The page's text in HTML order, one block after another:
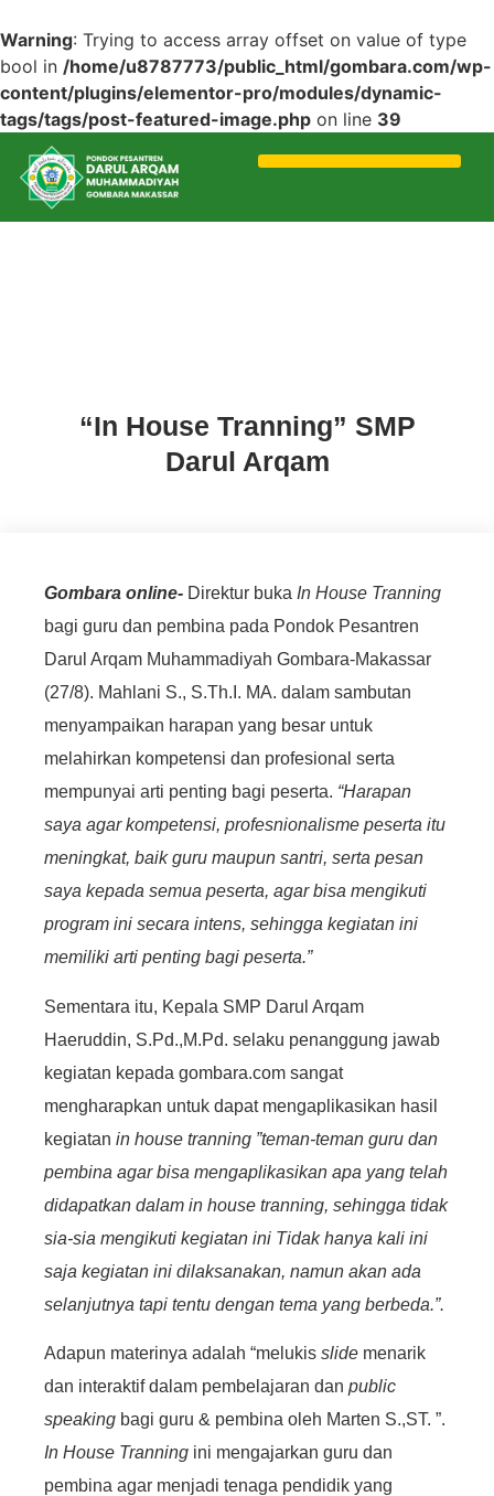
Warning: Trying to access array offset on value of type
bool in /home/u8787773/public_html/gombara.com/wp-
content/plugins/elementor-pro/modules/dynamic-
tags/tags/post-featured-image.php on line 39
“In House Tranning” SMP
Darul Arqam
Gombara online- Direktur buka In House Tranning
bagi guru dan pembina pada Pondok Pesantren
Darul Arqam Muhammadiyah Gombara-Makassar
(27/8). Mahlani S., S.Th.I. MA. dalam sambutan
menyampaikan harapan yang besar untuk
melahirkan kompetensi dan profesional serta
mempunyai arti penting bagi peserta. “Harapan
saya agar kompetensi, profesnionalisme peserta itu
meningkat, baik guru maupun santri, serta pesan
saya kepada semua peserta, agar bisa mengikuti
program ini secara intens, sehingga kegiatan ini
memiliki arti penting bagi peserta.”
Sementara itu, Kepala SMP Darul Arqam
Haeruddin, S.Pd.,M.Pd. selaku penanggung jawab
kegiatan kepada gombara.com sangat
mengharapkan untuk dapat mengaplikasikan hasil
kegiatan in house tranning ”teman-teman guru dan
pembina agar bisa mengaplikasikan apa yang telah
didapatkan dalam in house tranning, sehingga tidak
sia-sia mengikuti kegiatan ini Tidak hanya kali ini
saja kegiatan ini dilaksanakan, namun akan ada
selanjutnya tapi tentu dengan tema yang berbeda.”.
Adapun materinya adalah “melukis slide menarik
dan interaktif dalam pembelajaran dan public
speaking bagi guru & pembina oleh Marten S.,ST. ”.
In House Tranning ini mengajarkan guru dan
pembina agar menjadi tenaga pendidik yang